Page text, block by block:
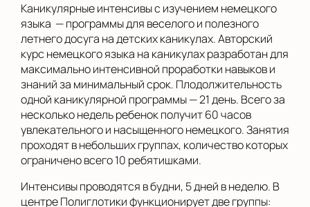
Каникулярные интенсивы с изучением немецкого
языка — программы для веселого и полезного
летнего досуга на детских каникулах. Авторский
курс немецкого языка на каникулах разработан для
максимально интенсивной проработки навыков и
знаний за минимальный срок. Плодолжительность
одной каникулярной программы — 21 день. Всего за
несколько недель ребенок получит 60 часов
увлекательного и насыщенного немецкого. Занятия
проходят в небольших группах, количество которых
ограничено всего 10 ребятишками.
Интенсивы проводятся в будни, 5 дней в неделю. В
центре Полиглотики функционирует две группы: